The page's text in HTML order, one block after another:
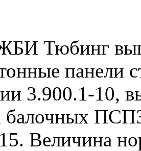
Тюбинг
3.900.1-10,
балочных
Величина